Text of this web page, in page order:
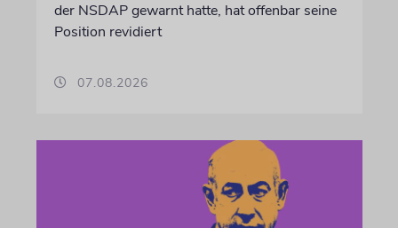
der NSDAP gewarnt hatte, hat offenbar seine
Position revidiert
07.08.2026